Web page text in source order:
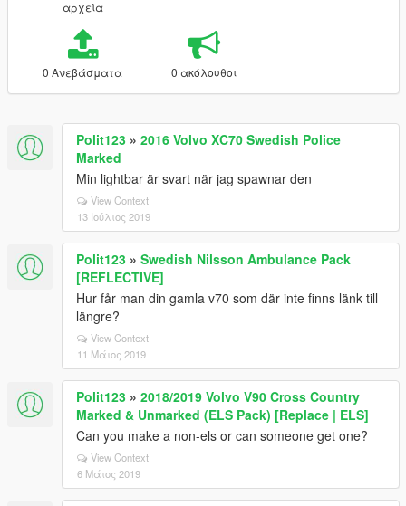
αρχεία
0 Ανεβάσματα 0 ακόλουθοι
Polit123 » 2016 Volvo XC70 Swedish Police
Marked
Min lightbar är svart när jag spawnar den
View Context
13 Ιούλιος 2019
Polit123 » Swedish Nilsson Ambulance Pack
[REFLECTIVE]
Hur får man din gamla v70 som där inte finns länk till
längre?
View Context
11 Μάιος 2019
Polit123 » 2018/2019 Volvo V90 Cross Country
Marked & Unmarked (ELS Pack) [Replace | ELS]
Can you make a non-els or can someone get one?
View Context
6 Μάιος 2019